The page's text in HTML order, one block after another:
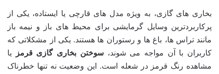
بخاری های گازی، به ویژه مدل های قارچی یا ایستاده، یکی از
پرکاربردترین وسایل گرمایشی برای محیط های باز و نیمه باز
مانند تراس ها، باغ ها و رستوران ها هستند. یکی از مشکلاتی که
کاربران با آن مواجه می شوند،سوختن بخاری گازی قرمز
یا
مشاهده رنگ قرمز در شعله است. این وضعیت نه تنها خطرناک